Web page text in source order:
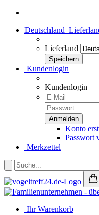
Deutschland
Lieferland
Kundenlogin
Kundenlogin
Konto
Passwort
Merkzettel
Ihr Warenkorb